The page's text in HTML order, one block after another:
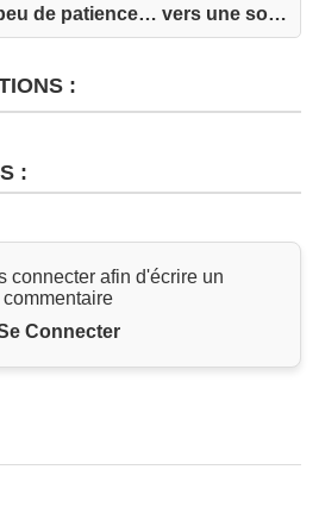
GTA 6 : encore un peu de patience… vers une sort...
:
:
connecter afin d'écrire un
commentaire
Connecter